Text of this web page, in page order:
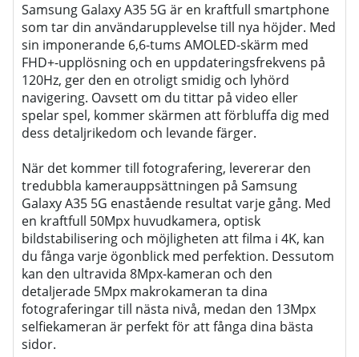
Samsung Galaxy A35 5G är en kraftfull smartphone
som tar din användarupplevelse till nya höjder. Med
sin imponerande 6,6-tums AMOLED-skärm med
FHD+-upplösning och en uppdateringsfrekvens på
120Hz, ger den en otroligt smidig och lyhörd
navigering. Oavsett om du tittar på video eller
spelar spel, kommer skärmen att förbluffa dig med
dess detaljrikedom och levande färger.
När det kommer till fotografering, levererar den
tredubbla kamerauppsättningen på Samsung
Galaxy A35 5G enastående resultat varje gång. Med
en kraftfull 50Mpx huvudkamera, optisk
bildstabilisering och möjligheten att filma i 4K, kan
du fånga varje ögonblick med perfektion. Dessutom
kan den ultravida 8Mpx-kameran och den
detaljerade 5Mpx makrokameran ta dina
fotograferingar till nästa nivå, medan den 13Mpx
selfiekameran är perfekt för att fånga dina bästa
sidor.